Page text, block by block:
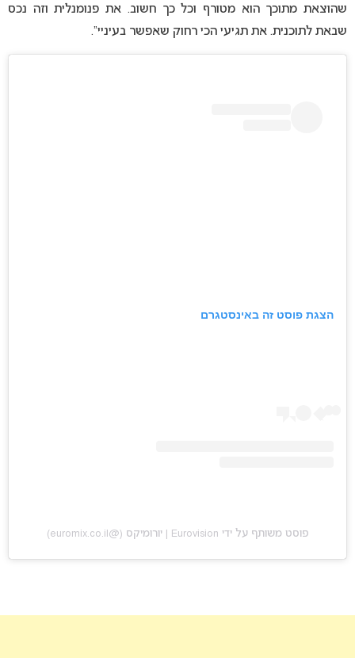
שהוצאת מתוכך הוא מטורף וכל כך חשוב. את פנומנלית וזה נכס
שבאת לתוכנית. את תגיעי הכי רחוק שאפשר בעיניי”.
הצגת פוסט זה באינסטגרם
פוסט משותף על ידי ‏‎Eurovision | יורומיקס‎‏ (@‏‎euromix.co.il‎‏) ‎‏